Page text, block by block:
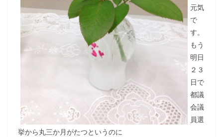
元気
で
す。
もう
明日
２３
日で
都議
会議
員選
挙から丸三か月がたつというのに